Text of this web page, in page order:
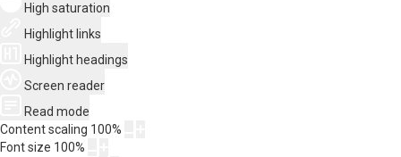
High saturation
Highlight links
Highlight headings
Screen reader
Read mode
Content scaling 100%
Font size 100%